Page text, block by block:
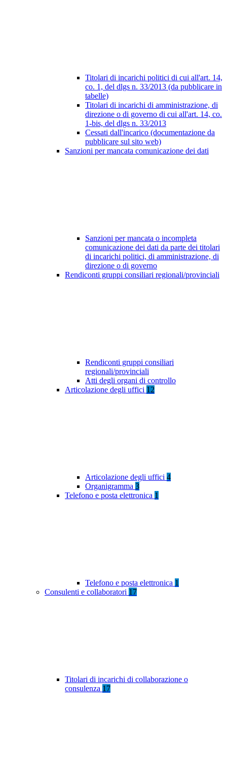
Titolari di incarichi politici di cui all'art. 14,
co. 1, del dlgs n. 33/2013 (da pubblicare in
tabelle)
Titolari di incarichi di amministrazione, di
direzione o di governo di cui all'art. 14, co.
1-bis, del dlgs n. 33/2013
Cessati dall'incarico (documentazione da
pubblicare sul sito web)
Sanzioni per mancata comunicazione dei dati
Sanzioni per mancata o incompleta
comunicazione dei dati da parte dei titolari
di incarichi politici, di amministrazione, di
direzione o di governo
Rendiconti gruppi consiliari regionali/provinciali
Rendiconti gruppi consiliari
regionali/provinciali
Atti degli organi di controllo
Articolazione degli uffici 12
Articolazione degli uffici 4
Organigramma 3
Telefono e posta elettronica 1
Telefono e posta elettronica 1
Consulenti e collaboratori 17
Titolari di incarichi di collaborazione o
consulenza 17